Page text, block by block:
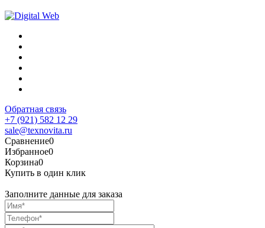
Обратная связь
+7 (921) 582 12 29
sale@texnovita.ru
Сравнение0
Избранное0
Корзина0
Купить в один клик
Заполните данные для заказа